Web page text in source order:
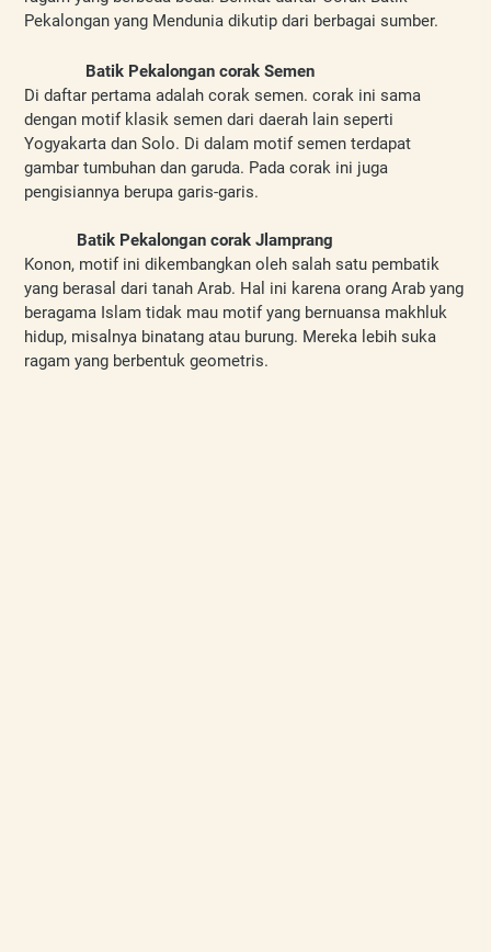
Pekalongan yang Mendunia dikutip dari berbagai sumber.
           Batik Pekalongan corak Semen
Di daftar pertama adalah corak semen. corak ini sama
dengan motif klasik semen dari daerah lain seperti
Yogyakarta dan Solo. Di dalam motif semen terdapat
gambar tumbuhan dan garuda. Pada corak ini juga
pengisiannya berupa garis-garis.
Batik Pekalongan corak Jlamprang
Konon, motif ini dikembangkan oleh salah satu pembatik
yang berasal dari tanah Arab. Hal ini karena orang Arab yang
beragama Islam tidak mau motif yang bernuansa makhluk
hidup, misalnya binatang atau burung. Mereka lebih suka
ragam yang berbentuk geometris.